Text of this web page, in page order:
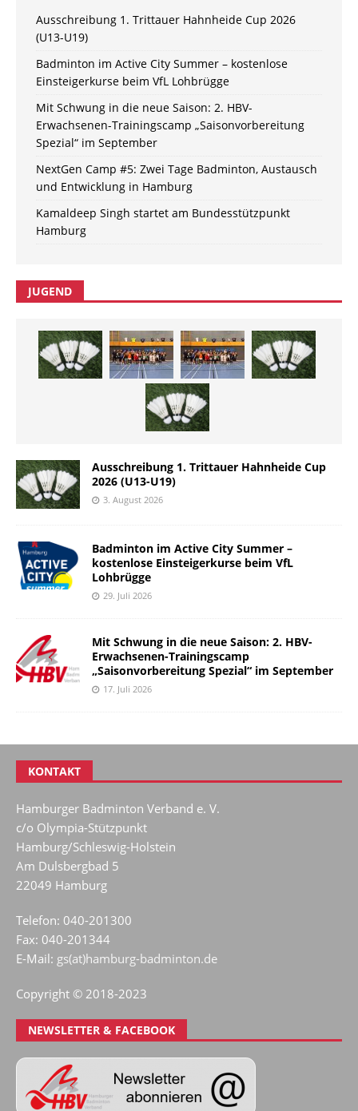
Ausschreibung 1. Trittauer Hahnheide Cup 2026
(U13-U19)
Badminton im Active City Summer – kostenlose
Einsteigerkurse beim VfL Lohbrügge
Mit Schwung in die neue Saison: 2. HBV-
Erwachsenen-Trainingscamp „Saisonvorbereitung
Spezial“ im September
NextGen Camp #5: Zwei Tage Badminton, Austausch
und Entwicklung in Hamburg
Kamaldeep Singh startet am Bundesstützpunkt
Hamburg
JUGEND
Ausschreibung 1. Trittauer Hahnheide Cup
2026 (U13-U19)
3. August 2026
Badminton im Active City Summer –
kostenlose Einsteigerkurse beim VfL
Lohbrügge
29. Juli 2026
Mit Schwung in die neue Saison: 2. HBV-
Erwachsenen-Trainingscamp
„Saisonvorbereitung Spezial“ im September
17. Juli 2026
KONTAKT
Hamburger Badminton Verband e. V.
c/o Olympia-Stützpunkt
Hamburg/Schleswig-Holstein
Am Dulsbergbad 5
22049 Hamburg
Telefon: 040-201300
Fax: 040-201344
E-Mail: gs(at)hamburg-badminton.de
Copyright © 2018-2023
NEWSLETTER & FACEBOOK